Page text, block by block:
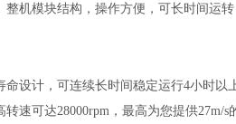
整机模块结构，操作方便，可长时间运
命设计，可连续长时间稳定运行4小时以
速可达28000rpm，最高为您提供27m/s